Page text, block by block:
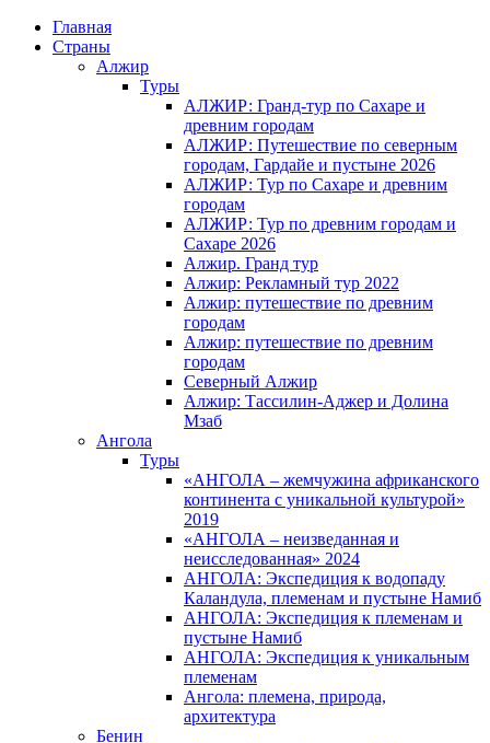
Главная
Страны
Алжир
Туры
АЛЖИР: Гранд-тур по Сахаре и
древним городам
АЛЖИР: Путешествие по северным
городам, Гардайе и пустыне 2026
АЛЖИР: Тур по Сахаре и древним
городам
АЛЖИР: Тур по древним городам и
Сахаре 2026
Алжир. Гранд тур
Алжир: Рекламный тур 2022
Алжир: путешествие по древним
городам
Алжир: путешествие по древним
городам
Северный Алжир
Алжир: Тассилин-Аджер и Долина
Мзаб
Ангола
Туры
«АНГОЛА – жемчужина африканского
континента с уникальной культурой»
2019
«АНГОЛА – неизведанная и
неисследованная» 2024
АНГОЛА: Экспедиция к водопаду
Каландула, племенам и пустыне Намиб
АНГОЛА: Экспедиция к племенам и
пустыне Намиб
АНГОЛА: Экспедиция к уникальным
племенам
Ангола: племена, природа,
архитектура
Бенин